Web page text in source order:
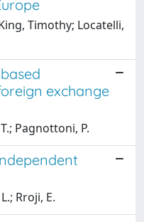
Timothy; Locatelli,
exchange
Pagnottoni, P.
Rroji, E.